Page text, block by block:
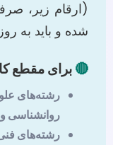
(ارقام زیر،
شده و باید به
🔴برای مقطع
رشته‌های
روانشناسی
رشته‌های